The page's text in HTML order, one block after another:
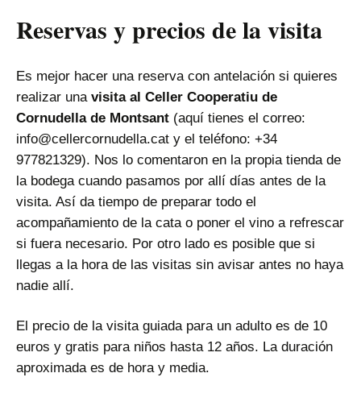
Reservas y precios de la visita
Es mejor hacer una reserva con antelación si quieres
realizar una visita al Celler Cooperatiu de
Cornudella de Montsant (aquí tienes el correo:
info@cellercornudella.cat y el teléfono: +34
977821329). Nos lo comentaron en la propia tienda de
la bodega cuando pasamos por allí días antes de la
visita. Así da tiempo de preparar todo el
acompañamiento de la cata o poner el vino a refrescar
si fuera necesario. Por otro lado es posible que si
llegas a la hora de las visitas sin avisar antes no haya
nadie allí.
El precio de la visita guiada para un adulto es de 10
euros y gratis para niños hasta 12 años. La duración
aproximada es de hora y media.